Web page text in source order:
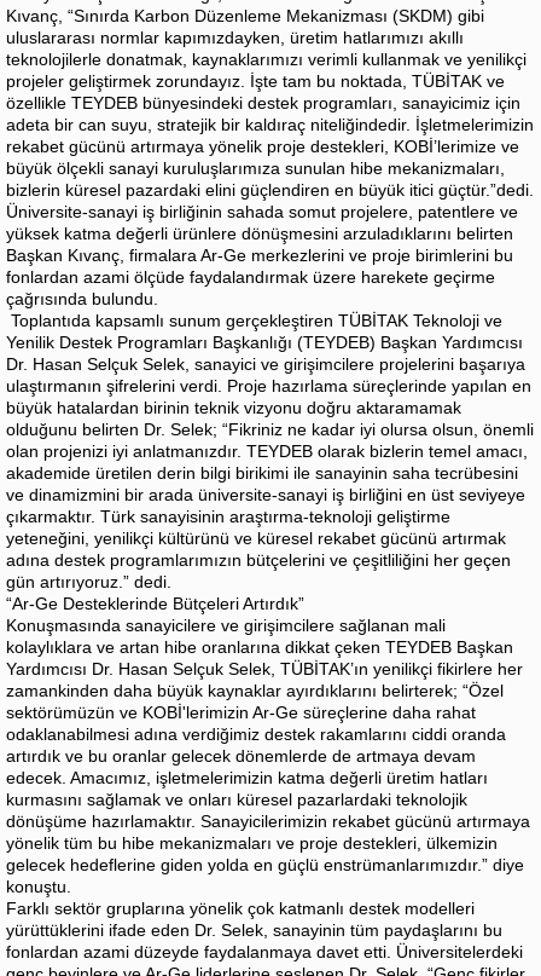
Kıvanç, “Sınırda Karbon Düzenleme Mekanizması (SKDM) gibi
uluslararası normlar kapımızdayken, üretim hatlarımızı akıllı
teknolojilerle donatmak, kaynaklarımızı verimli kullanmak ve yenilikçi
projeler geliştirmek zorundayız. İşte tam bu noktada, TÜBİTAK ve
özellikle TEYDEB bünyesindeki destek programları, sanayicimiz için
adeta bir can suyu, stratejik bir kaldıraç niteliğindedir. İşletmelerimizin
rekabet gücünü artırmaya yönelik proje destekleri, KOBİ’lerimize ve
büyük ölçekli sanayi kuruluşlarımıza sunulan hibe mekanizmaları,
bizlerin küresel pazardaki elini güçlendiren en büyük itici güçtür.”dedi.
Üniversite-sanayi iş birliğinin sahada somut projelere, patentlere ve
yüksek katma değerli ürünlere dönüşmesini arzuladıklarını belirten
Başkan Kıvanç, firmalara Ar-Ge merkezlerini ve proje birimlerini bu
fonlardan azami ölçüde faydalandırmak üzere harekete geçirme
çağrısında bulundu.
Toplantıda kapsamlı sunum gerçekleştiren TÜBİTAK Teknoloji ve
Yenilik Destek Programları Başkanlığı (TEYDEB) Başkan Yardımcısı
Dr. Hasan Selçuk Selek, sanayici ve girişimcilere projelerini başarıya
ulaştırmanın şifrelerini verdi. Proje hazırlama süreçlerinde yapılan en
büyük hatalardan birinin teknik vizyonu doğru aktaramamak
olduğunu belirten Dr. Selek; “Fikriniz ne kadar iyi olursa olsun, önemli
olan projenizi iyi anlatmanızdır. TEYDEB olarak bizlerin temel amacı,
akademide üretilen derin bilgi birikimi ile sanayinin saha tecrübesini
ve dinamizmini bir arada üniversite-sanayi iş birliğini en üst seviyeye
çıkarmaktır. Türk sanayisinin araştırma-teknoloji geliştirme
yeteneğini, yenilikçi kültürünü ve küresel rekabet gücünü artırmak
adına destek programlarımızın bütçelerini ve çeşitliliğini her geçen
gün artırıyoruz.” dedi.
“Ar-Ge Desteklerinde Bütçeleri Artırdık”
Konuşmasında sanayicilere ve girişimcilere sağlanan mali
kolaylıklara ve artan hibe oranlarına dikkat çeken TEYDEB Başkan
Yardımcısı Dr. Hasan Selçuk Selek, TÜBİTAK’ın yenilikçi fikirlere her
zamankinden daha büyük kaynaklar ayırdıklarını belirterek; “Özel
sektörümüzün ve KOBİ'lerimizin Ar-Ge süreçlerine daha rahat
odaklanabilmesi adına verdiğimiz destek rakamlarını ciddi oranda
artırdık ve bu oranlar gelecek dönemlerde de artmaya devam
edecek. Amacımız, işletmelerimizin katma değerli üretim hatları
kurmasını sağlamak ve onları küresel pazarlardaki teknolojik
dönüşüme hazırlamaktır. Sanayicilerimizin rekabet gücünü artırmaya
yönelik tüm bu hibe mekanizmaları ve proje destekleri, ülkemizin
gelecek hedeflerine giden yolda en güçlü enstrümanlarımızdır.” diye
konuştu.
Farklı sektör gruplarına yönelik çok katmanlı destek modelleri
yürüttüklerini ifade eden Dr. Selek, sanayinin tüm paydaşlarını bu
fonlardan azami düzeyde faydalanmaya davet etti. Üniversitelerdeki